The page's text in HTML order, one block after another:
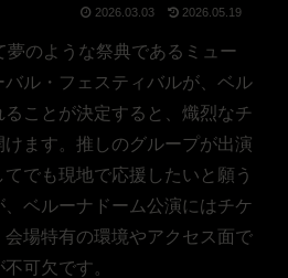
2026.03.03 2026.05.19
夢のような祭典であるミュー
ル・フェスティバルが、ベル
ことが決定すると、熾烈なチ
ます。推しのグループが出演
でも現地で応援したいと願う
ベルーナドーム公演にはチケ
会場特有の環境やアクセス面で
可欠です。